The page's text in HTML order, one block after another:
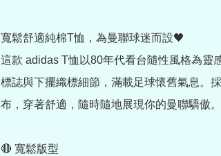
寬鬆舒適純棉T恤，為曼聯球迷而設🖤
這款 adidas T恤以80年代看台隨性風格為靈
標誌與下擺織標細節，滿載足球懷舊氣息。
布，穿著舒適，隨時隨地展現你的曼聯驕傲。
🔴 寬鬆版型